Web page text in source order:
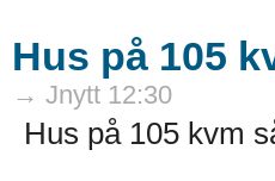
Hus på 105
→ Jnytt 12:30
Hus på 105 kvm